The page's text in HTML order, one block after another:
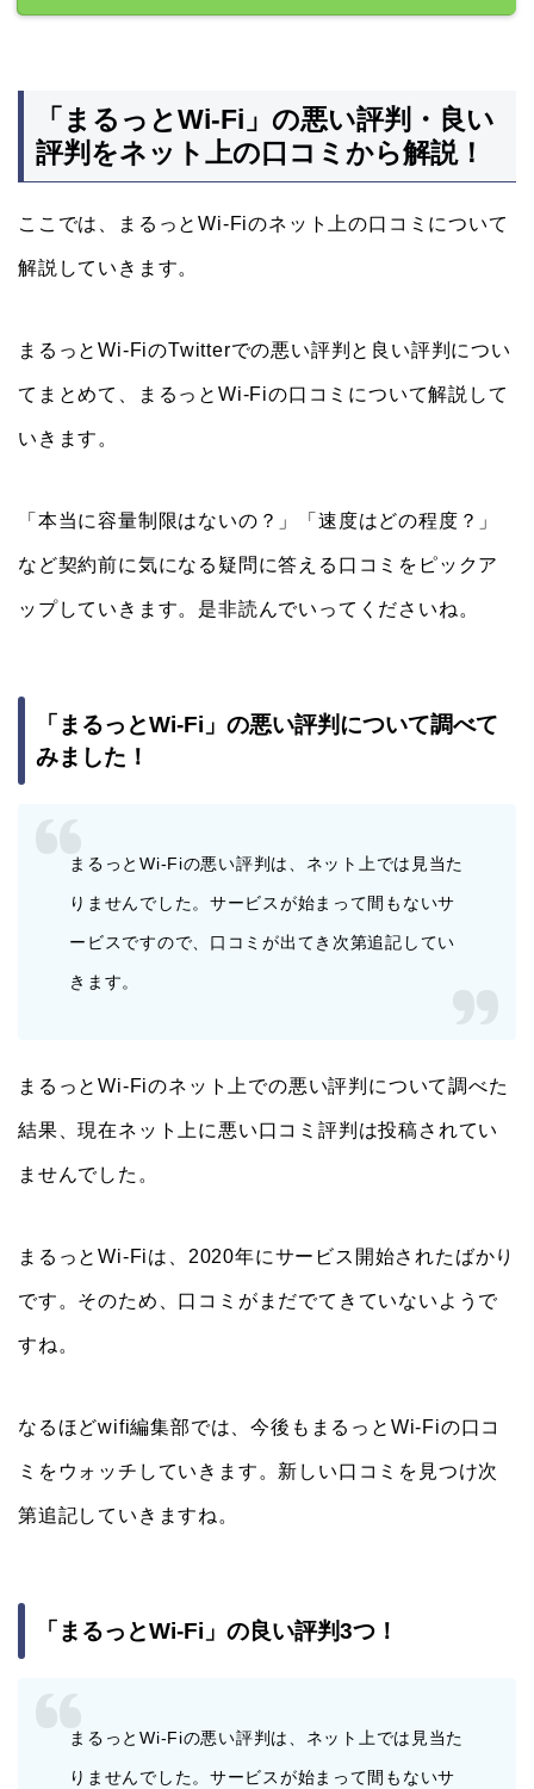
「まるっとWi-Fi」の悪い評判・良い
評判をネット上の口コミから解説！
ここでは、まるっとWi-Fiのネット上の口コミについて
解説していきます。
まるっとWi-FiのTwitterでの悪い評判と良い評判につい
てまとめて、まるっとWi-Fiの口コミについて解説して
いきます。
「本当に容量制限はないの？」「速度はどの程度？」
など契約前に気になる疑問に答える口コミをピックア
ップしていきます。是非読んでいってくださいね。
「まるっとWi-Fi」の悪い評判について調べて
みました！
まるっとWi-Fiの悪い評判は、ネット上では見当た
りませんでした。サービスが始まって間もないサ
ービスですので、口コミが出てき次第追記してい
きます。
まるっとWi-Fiのネット上での悪い評判について調べた
結果、現在ネット上に悪い口コミ評判は投稿されてい
ませんでした。
まるっとWi-Fiは、2020年にサービス開始されたばかり
です。そのため、口コミがまだでてきていないようで
すね。
なるほどwifi編集部では、今後もまるっとWi-Fiの口コ
ミをウォッチしていきます。新しい口コミを見つけ次
第追記していきますね。
「まるっとWi-Fi」の良い評判3つ！
まるっとWi-Fiの悪い評判は、ネット上では見当た
りませんでした。サービスが始まって間もないサ